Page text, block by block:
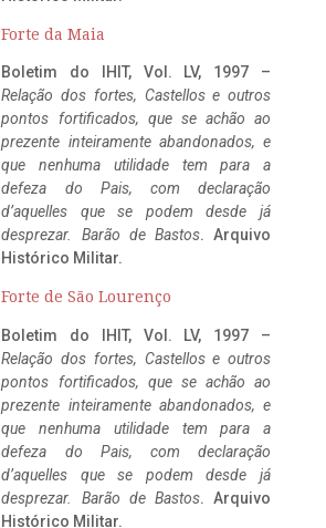
Forte da Maia
Boletim do IHIT, Vol. LV, 1997 –
Relação dos fortes, Castellos e outros
pontos fortificados, que se achão ao
prezente inteiramente abandonados, e
que nenhuma utilidade tem para a
defeza do Pais, com declaração
d’aquelles que se podem desde já
desprezar. Barão de Bastos. Arquivo
Histórico Militar.
Forte de São Lourenço
Boletim do IHIT, Vol. LV, 1997 –
Relação dos fortes, Castellos e outros
pontos fortificados, que se achão ao
prezente inteiramente abandonados, e
que nenhuma utilidade tem para a
defeza do Pais, com declaração
d’aquelles que se podem desde já
desprezar. Barão de Bastos. Arquivo
Histórico Militar.